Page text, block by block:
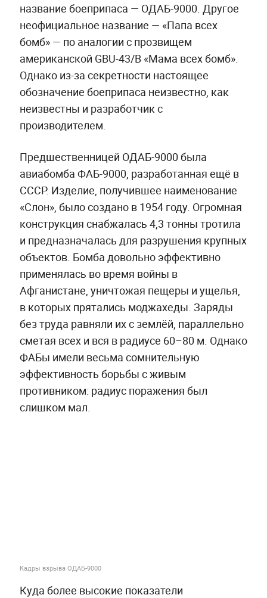
название боеприпаса — ОДАБ-9000. Другое
неофициальное название — «Папа всех
бомб» — по аналогии с прозвищем
американской GBU-43/B «Мама всех бомб».
Однако из-за секретности настоящее
обозначение боеприпаса неизвестно, как
неизвестны и разработчик с
производителем.
Предшественницей ОДАБ-9000 была
авиабомба ФАБ-9000, разработанная ещё в
СССР. Изделие, получившее наименование
«Слон», было создано в 1954 году. Огромная
конструкция снабжалась 4,3 тонны тротила
и предназначалась для разрушения крупных
объектов. Бомба довольно эффективно
применялась во время войны в
Афганистане, уничтожая пещеры и ущелья,
в которых прятались моджахеды. Заряды
без труда равняли их с землёй, параллельно
сметая всех и вся в радиусе 60–80 м. Однако
ФАБы имели весьма сомнительную
эффективность борьбы с живым
противником: радиус поражения был
слишком мал.
Кадры взрыва ОДАБ-9000
Куда более высокие показатели